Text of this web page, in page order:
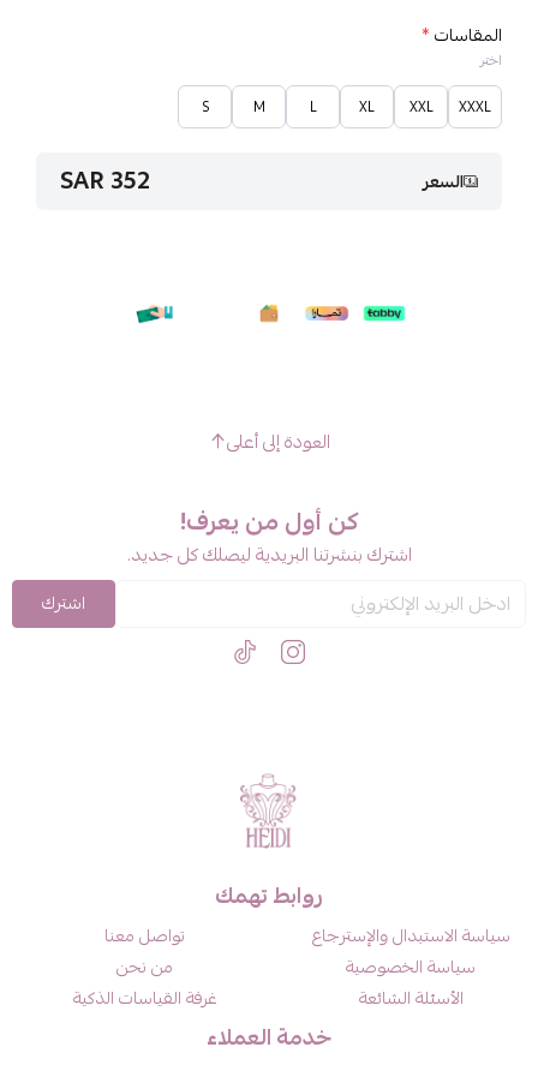
المقاسات*
اختر
XXXL
XXL
XL
L
M
S
السعر 352 SAR
العودة إلى أعلى
كن أول من يعرف!
اشترك بنشرتنا البريدية ليصلك كل جديد.
اشترك
روابط تهمك
سياسة الاستبدال والإسترجاع
سياسة الخصوصية
الأسئلة الشائعة
تواصل معنا
من نحن
غرفة القياسات الذكية
خدمة العملاء